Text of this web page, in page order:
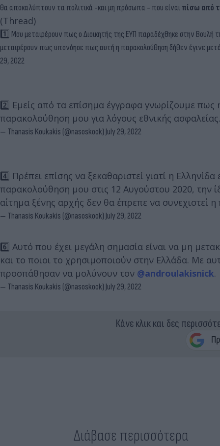
θα αποκαλύπτουν τα πολιτικά -και μη πρόσωπα - που είναιπίσω από
(Thread)
1️⃣ Μου μεταφέρουν πως ο Διοικητής της ΕΥΠ παραδέχθηκε στην Βουλή
μεταφέρουν πως υπονόησε πως αυτή η παρακολούθηση δήθεν έγινε
29, 2022
2️⃣ Εμείς από τα επίσημα έγγραφα γνωρίζουμε πως
παρακολούθηση μου για λόγους εθνικής ασφαλείας.
— Thanasis Koukakis (@nasoskook) July 29, 2022
4️⃣ Πρέπει επίσης να ξεκαθαριστεί γιατί η
παρακολούθηση μου στις 12 Αυγούστου 2020, την
αίτημα ξένης αρχής δεν θα έπρεπε να συνεχιστεί
— Thanasis Koukakis (@nasoskook) July 29, 2022
6️⃣ Αυτό που έχει μεγάλη σημασία είναι να μη
και το ποιοι το χρησιμοποιούν στην Ελλάδα. Με
προσπάθησαν να μολύνουν τον @androulakisnick.
— Thanasis Koukakis (@nasoskook) July 29, 2022
Κάνε κλικ και δες
Διάβασε περισσότερα